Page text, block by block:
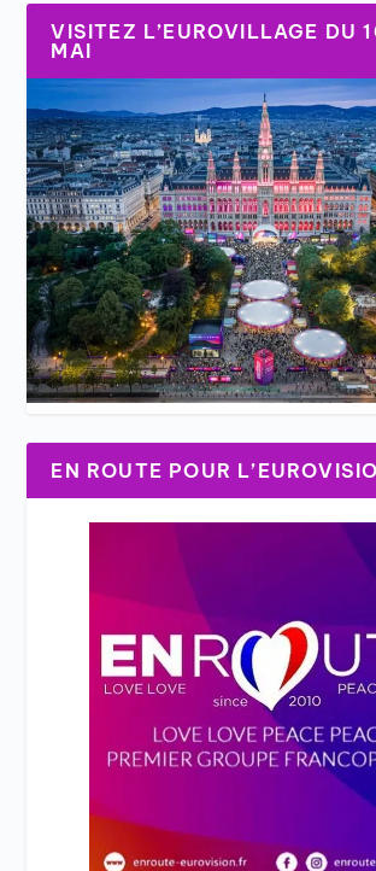
VISITEZ L’EUROVILLAGE DU
MAI
EN ROUTE POUR